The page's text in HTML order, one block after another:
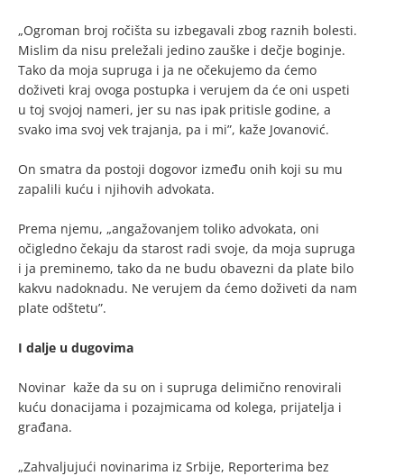
„Ogroman broj ročišta su izbegavali zbog raznih bolesti.
Mislim da nisu preležali jedino zauške i dečje boginje.
Tako da moja supruga i ja ne očekujemo da ćemo
doživeti kraj ovoga postupka i verujem da će oni uspeti
u toj svojoj nameri, jer su nas ipak pritisle godine, a
svako ima svoj vek trajanja, pa i mi”, kaže Jovanović.
On smatra da postoji dogovor između onih koji su mu
zapalili kuću i njihovih advokata.
Prema njemu, „angažovanjem toliko advokata, oni
očigledno čekaju da starost radi svoje, da moja supruga
i ja preminemo, tako da ne budu obavezni da plate bilo
kakvu nadoknadu. Ne verujem da ćemo doživeti da nam
plate odštetu”.
I dalje u dugovima
Novinar kaže da su on i supruga delimično renovirali
kuću donacijama i pozajmicama od kolega, prijatelja i
građana.
„Zahvaljujući novinarima iz Srbije, Reporterima bez